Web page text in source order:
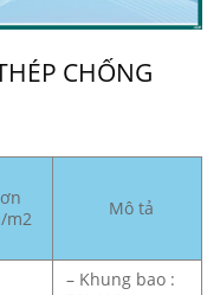
CHỐNG
m2
Mô tả
– Khung bao :